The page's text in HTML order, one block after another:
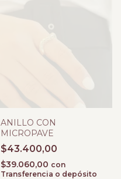
ANILLO CON
MICROPAVE
$43.400,00
$39.060,00 con
Transferencia o depósito